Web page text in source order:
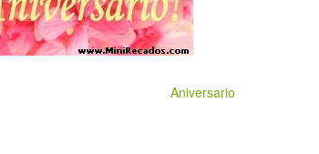
Aniversario